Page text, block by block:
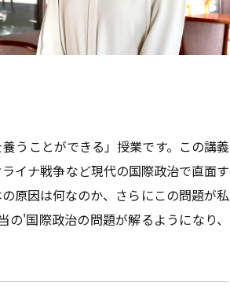
うことができる」授業です。この講義
イナ戦争など現代の国際政治で直面す
原因は何なのか、さらにこの問題が私
'国際政治の問題が解るようになり、